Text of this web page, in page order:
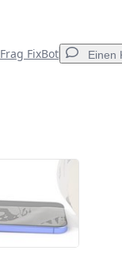
Frag FixBot Einen
Abbrechen